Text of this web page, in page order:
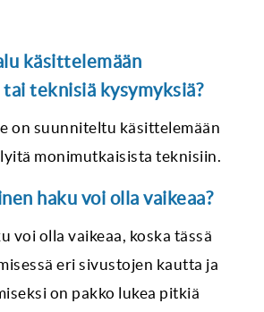
käsittelemään
teknisiä kysymyksiä?
on suunniteltu käsittelemään
monimutkaisista teknisiin.
haku voi olla vaikeaa?
voi olla vaikeaa, koska tässä
eri sivustojen kautta ja
on pakko lukea pitkiä